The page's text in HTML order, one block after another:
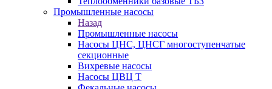
Промышленные насосы
Назад
Промышленные насосы
Насосы ЦНС, ЦНСГ многоступенчатые
секционные
Вихревые насосы
Насосы ЦВЦ Т